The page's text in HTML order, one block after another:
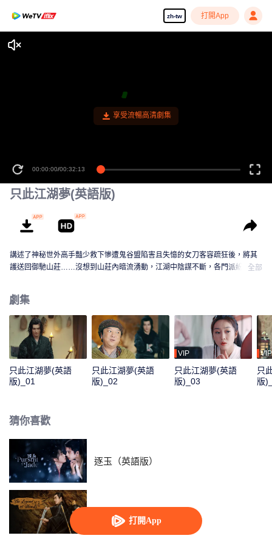
zh-tw 打開App
打開App
享受流暢高清劇集
00:00:00/00:32:13
只此江湖夢(英語版)
講述了神秘世外高手豔少救下慘遭鬼谷盟陷害且失憶的女刀客容疏狂後，將其
護送回御馳山莊……沒想到山莊內暗流湧動，江湖中陰謀不斷，各門派紛爭不
全部
劇集
只此江湖夢(英語
版)_01
只此江湖夢(英語
版)_02
VIP
只此江湖夢(英語
版)_03
VIP
只
版
猜你喜歡
逐玉（英語版）